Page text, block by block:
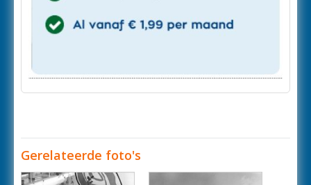
Gerelateerde foto's